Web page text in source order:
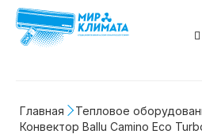
Главная Тепловое
Конвектор Ballu Camino Eco